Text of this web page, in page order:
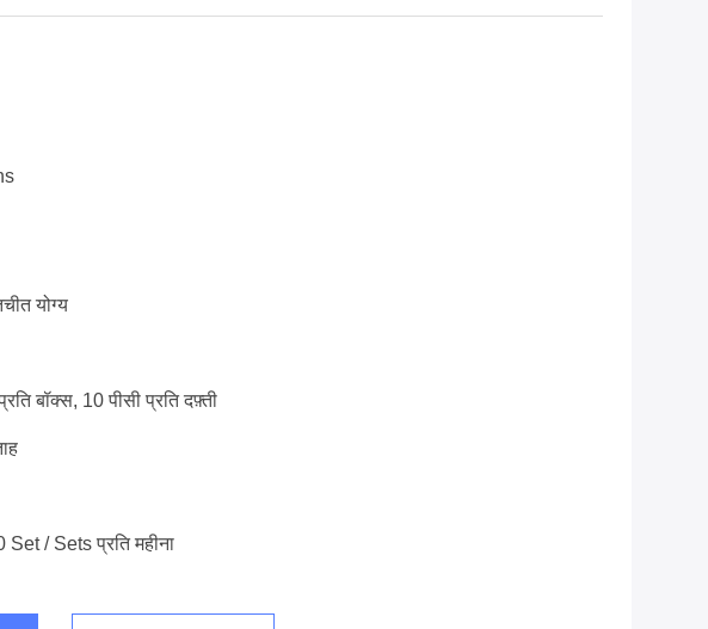
योग्य
बॉक्स, 10 पीसी प्रति दफ़्ती
Set / Sets प्रति महीना